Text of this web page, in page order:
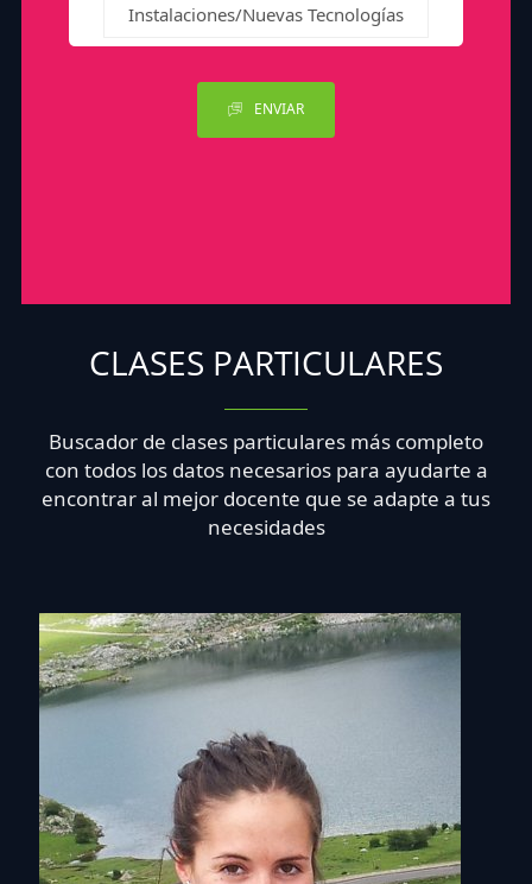
Instalaciones/Nuevas Tecnologías
ENVIAR
CLASES PARTICULARES
Buscador de clases particulares más completo
con todos los datos necesarios para ayudarte a
encontrar al mejor docente que se adapte a tus
necesidades